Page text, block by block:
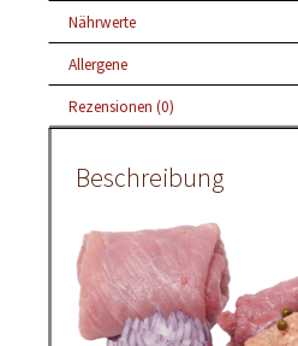
Nährwerte
Allergene
Rezensionen (0)
Beschreibung